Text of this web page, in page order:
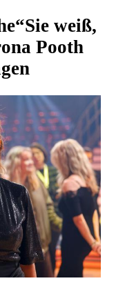
Sie weiß,
Pooth